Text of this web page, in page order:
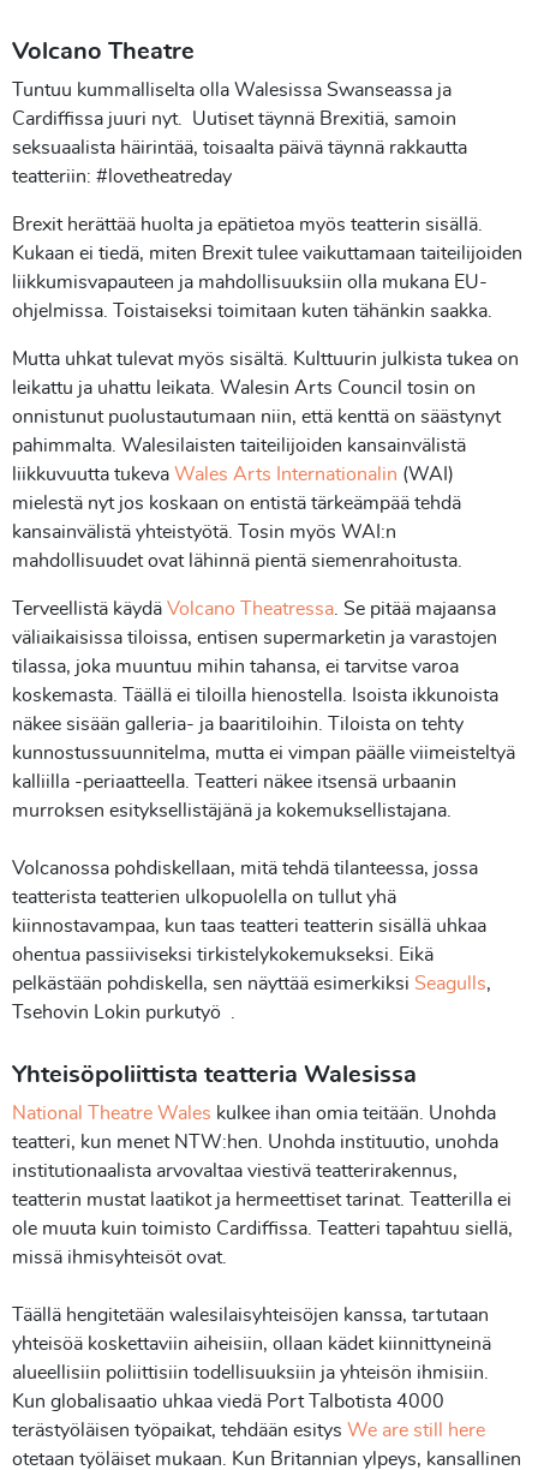
Volcano Theatre
Tuntuu kummalliselta olla Walesissa Swanseassa ja
Cardiffissa juuri nyt. Uutiset täynnä Brexitiä, samoin
seksuaalista häirintää, toisaalta päivä täynnä rakkautta
teatteriin: #lovetheatreday
Brexit herättää huolta ja epätietoa myös teatterin sisällä.
Kukaan ei tiedä, miten Brexit tulee vaikuttamaan taiteilijoiden
liikkumisvapauteen ja mahdollisuuksiin olla mukana EU-
ohjelmissa. Toistaiseksi toimitaan kuten tähänkin saakka.
Mutta uhkat tulevat myös sisältä. Kulttuurin julkista tukea on
leikattu ja uhattu leikata. Walesin Arts Council tosin on
onnistunut puolustautumaan niin, että kenttä on säästynyt
pahimmalta. Walesilaisten taiteilijoiden kansainvälistä
liikkuvuutta tukeva Wales Arts Internationalin (WAI)
mielestä nyt jos koskaan on entistä tärkeämpää tehdä
kansainvälistä yhteistyötä. Tosin myös WAI:n
mahdollisuudet ovat lähinnä pientä siemenrahoitusta.
Terveellistä käydä Volcano Theatressa . Se pitää majaansa
väliaikaisissa tiloissa, entisen supermarketin ja varastojen
tilassa, joka muuntuu mihin tahansa, ei tarvitse varoa
koskemasta. Täällä ei tiloilla hienostella. Isoista ikkunoista
näkee sisään galleria- ja baaritiloihin. Tiloista on tehty
kunnostussuunnitelma, mutta ei vimpan päälle viimeisteltyä
kalliilla -periaatteella. Teatteri näkee itsensä urbaanin
murroksen esityksellistäjänä ja kokemuksellistajana.
Volcanossa pohdiskellaan, mitä tehdä tilanteessa, jossa
teatterista teatterien ulkopuolella on tullut yhä
kiinnostavampaa, kun taas teatteri teatterin sisällä uhkaa
ohentua passiiviseksi tirkistelykokemukseksi. Eikä
pelkästään pohdiskella, sen näyttää esimerkiksi Seagulls,
Tsehovin Lokin purkutyö .
Yhteisöpoliittista teatteria Walesissa
National Theatre Wales kulkee ihan omia teitään. Unohda
teatteri, kun menet NTW:hen. Unohda instituutio, unohda
institutionaalista arvovaltaa viestivä teatterirakennus,
teatterin mustat laatikot ja hermeettiset tarinat. Teatterilla ei
ole muuta kuin toimisto Cardiffissa. Teatteri tapahtuu siellä,
missä ihmisyhteisöt ovat.
Täällä hengitetään walesilaisyhteisöjen kanssa, tartutaan
yhteisöä koskettaviin aiheisiin, ollaan kädet kiinnittyneinä
alueellisiin poliittisiin todellisuuksiin ja yhteisön ihmisiin.
Kun globalisaatio uhkaa viedä Port Talbotista 4000
terästyöläisen työpaikat, tehdään esitys We are still here
otetaan työläiset mukaan. Kun Britannian ylpeys, kansallinen